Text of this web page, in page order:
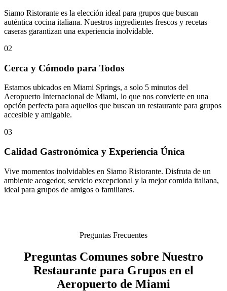
Siamo Ristorante es la elección ideal para grupos que buscan
auténtica cocina italiana. Nuestros ingredientes frescos y recetas
caseras garantizan una experiencia inolvidable.
02
Cerca y Cómodo para Todos
Estamos ubicados en Miami Springs, a solo 5 minutos del
Aeropuerto Internacional de Miami, lo que nos convierte en una
opción perfecta para aquellos que buscan un restaurante para grupos
accesible y amigable.
03
Calidad Gastronómica y Experiencia Única
Vive momentos inolvidables en Siamo Ristorante. Disfruta de un
ambiente acogedor, servicio excepcional y la mejor comida italiana,
ideal para grupos de amigos o familiares.
Preguntas Frecuentes
Preguntas Comunes sobre Nuestro
Restaurante para Grupos en el
Aeropuerto de Miami